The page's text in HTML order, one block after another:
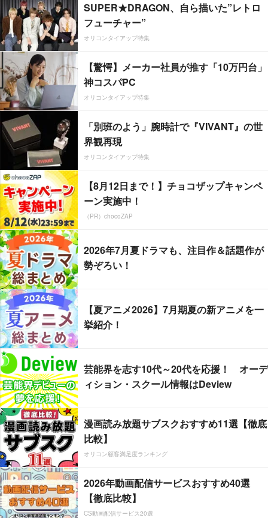
SUPER★DRAGON、自ら描いた”レトロ
フューチャー”
オリコンタイアップ特集
【驚愕】メーカー社員が推す「10万円台」
神コスパPC
オリコンタイアップ特集
「別班のよう」腕時計で『VIVANT』の世
界観再現
オリコンタイアップ特集
【8月12日まで！】チョコザップキャンペ
ーン実施中！
（PR）chocoZAP
2026年7月夏ドラマも、注目作＆話題作が
勢ぞろい！
【夏アニメ2026】7月期夏の新アニメを一
挙紹介！
芸能界を志す10代～20代を応援！ オーデ
ィション・スクール情報はDeview
漫画読み放題サブスクおすすめ11選【徹底
比較】
オリコン顧客満足度ランキング
2026年動画配信サービスおすすめ40選
【徹底比較】
CS動画配信サービス20選